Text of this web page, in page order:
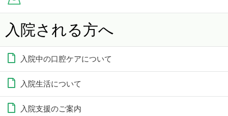
入院される方へ
入院中の口腔ケアについて
入院生活について
入院支援のご案内